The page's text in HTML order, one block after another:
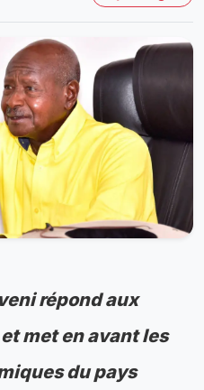
répond aux
met en avant les
du pays